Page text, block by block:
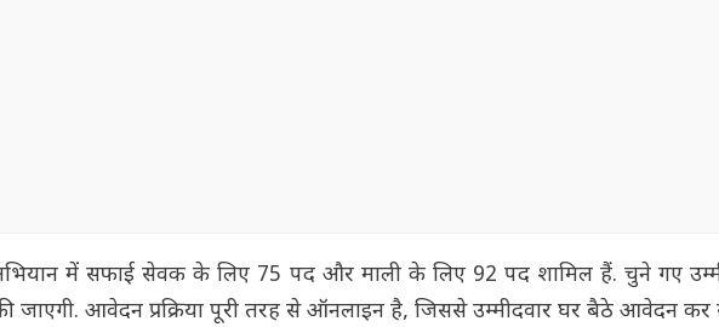
में सफाई सेवक के लिए 75 पद और माली के लिए 92 पद शामिल हैं. चुने गए
जाएगी. आवेदन प्रक्रिया पूरी तरह से ऑनलाइन है, जिससे उम्मीदवार घर बैठे आवेदन